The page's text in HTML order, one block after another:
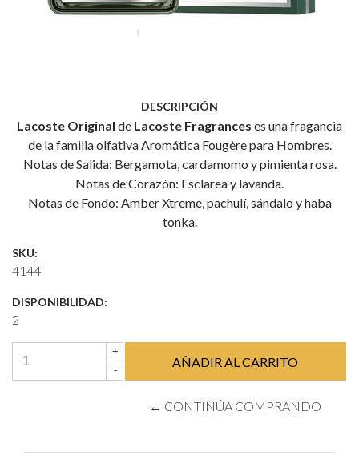
DESCRIPCIÓN
Lacoste Original de Lacoste Fragrances es una fragancia
de la familia olfativa Aromática Fougère para Hombres.
Notas de Salida: Bergamota, cardamomo y pimienta rosa.
Notas de Corazón: Esclarea y lavanda.
Notas de Fondo: Amber Xtreme, pachulí, sándalo y haba
tonka.
SKU:
4144
DISPONIBILIDAD:
2
+
-
← CONTINÚA COMPRANDO